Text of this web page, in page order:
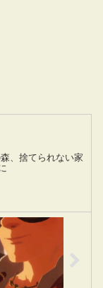
、捨てられない家